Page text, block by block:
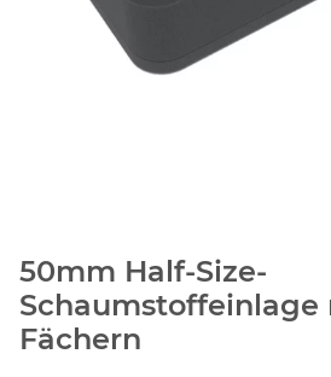
50mm Half-Size-
Schaumstoffeinlage
Fächern